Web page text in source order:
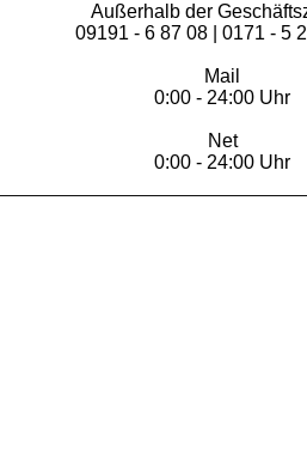
Außerhalb der
09191 - 6 87 08 | 0171 - 5
Mail
0:00 - 24:00 Uhr
Net
0:00 - 24:00 Uhr